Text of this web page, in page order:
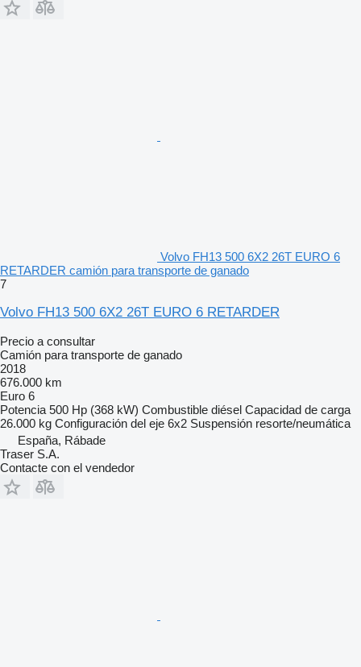
Volvo FH13 500 6X2 26T EURO 6
RETARDER camión para transporte de ganado
7
Volvo FH13 500 6X2 26T EURO 6 RETARDER
Precio a consultar
Camión para transporte de ganado
2018
676.000 km
Euro 6
Potencia 500 Hp (368 kW) Combustible diésel Capacidad de carga
26.000 kg Configuración del eje 6x2 Suspensión resorte/neumática
España, Rábade
Traser S.A.
Contacte con el vendedor